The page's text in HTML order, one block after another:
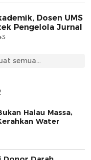
Dosen UMS
Pengelola Jurnal
semua...
Halau Massa,
Water